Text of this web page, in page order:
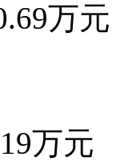
万元
万元